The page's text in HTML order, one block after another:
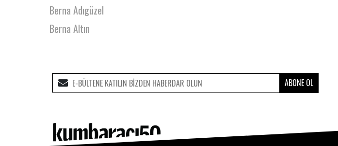
Berna Adıgüzel
Berna Altın
Berna Özkan
Berrin Tablacıoğlu
Bertan Enhos
ABONE OL